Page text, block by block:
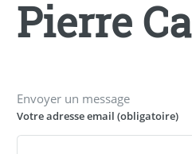
Pierre
Envoyer un message
Votre adresse email (obligatoire)